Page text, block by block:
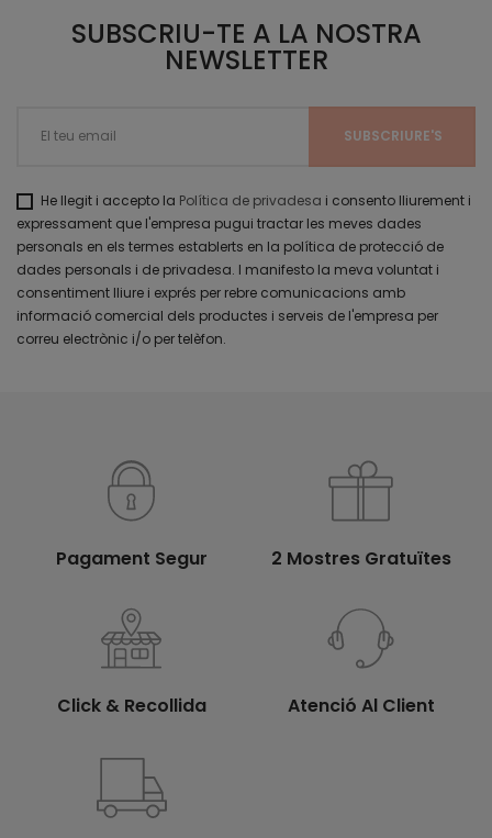
SUBSCRIU-TE A LA NOSTRA
NEWSLETTER
He llegit i accepto la Política de privadesa i consento lliurement i
expressament que l'empresa pugui tractar les meves dades
personals en els termes establerts en la política de protecció de
dades personals i de privadesa. I manifesto la meva voluntat i
consentiment lliure i exprés per rebre comunicacions amb
informació comercial dels productes i serveis de l'empresa per
correu electrònic i/o per telèfon.
Pagament Segur 2 Mostres Gratuïtes
Click & Recollida Atenció Al Client